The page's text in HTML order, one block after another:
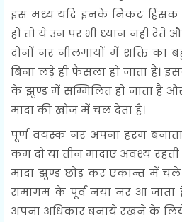
इस मध्य यदि इनके निकट हिंसक
हों तो ये उन पर भी ध्यान नहीं देते
दोनों नर नीलगायों में शक्ति का
बिना लड़े ही फैसला हो जाता है।
के झुण्ड में सम्मिलित हो जाता है
मादा की खोज में चल देता है।
पूर्ण वयस्क नर अपना हरम
कम दो या तीन मादाएं अवश्य
मादा झुण्ड छोड़ कर एकान्त में
समागम के पूर्व नया नर आ जाता
अपना अधिकार बनाये रखने के